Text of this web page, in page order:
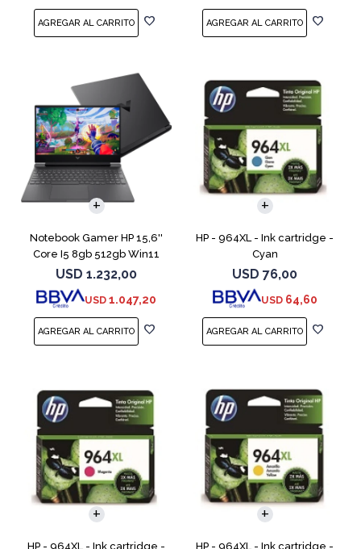
Notebook Gamer HP 15,6''
Core I5 8gb 512gb Win11
Rtx3050
USD 1.232,00
USD 1.047,20
COMPARAR
HP - 964XL - Ink cartridge -
Cyan
USD 76,00
USD 64,60
HP - 964XL - Ink cartridge -
HP - 964XL - Ink cartridge -